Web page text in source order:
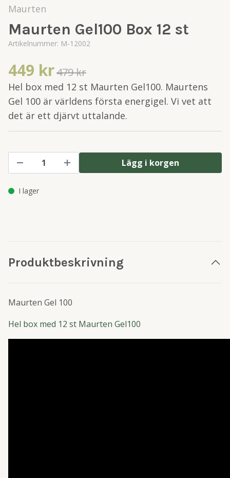
Maurten
Maurten Gel100 Box 12 st
Artikelnummer: M-12002
449 kr479 kr
Hel box med 12 st Maurten Gel100. Maurtens
Gel 100 är världens första energigel. Vi vet att
det är ett djärvt uttalande.
Lägg i korgen
I lager
Produktbeskrivning
Maurten Gel 100
Hel box med 12 st Maurten Gel100